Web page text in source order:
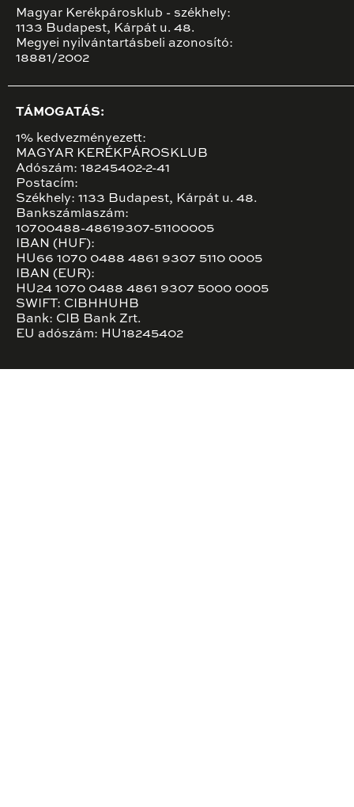
Magyar Kerékpárosklub - székhely:
1133 Budapest, Kárpát u. 48.
Megyei nyilvántartásbeli azonosító:
18881/2002
TÁMOGATÁS:
1% kedvezményezett:
MAGYAR KERÉKPÁROSKLUB
Adószám: 18245402-2-41
Postacím:
Székhely: 1133 Budapest, Kárpát u. 48.
Bankszámlaszám:
10700488-48619307-51100005
IBAN (HUF):
HU66 1070 0488 4861 9307 5110 0005
IBAN (EUR):
HU24 1070 0488 4861 9307 5000 0005
SWIFT: CIBHHUHB
Bank: CIB Bank Zrt.
EU adószám: HU18245402